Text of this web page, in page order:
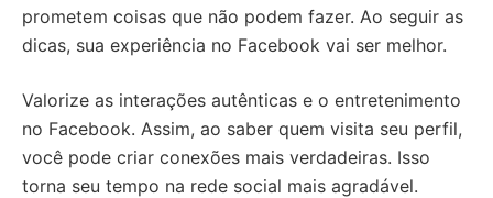
prometem coisas que não podem fazer. Ao seguir as
dicas, sua experiência no Facebook vai ser melhor.
Valorize as interações autênticas e o entretenimento
no Facebook. Assim, ao saber quem visita seu perfil,
você pode criar conexões mais verdadeiras. Isso
torna seu tempo na rede social mais agradável.